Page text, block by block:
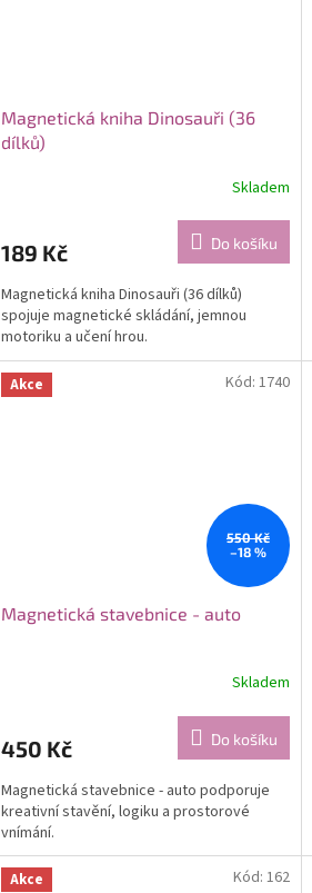
Magnetická kniha Dinosauři (36
dílků)
Skladem
189 Kč Do košíku
Magnetická kniha Dinosauři (36 dílků)
spojuje magnetické skládání, jemnou
motoriku a učení hrou.
Akce
550 Kč
–18 %
Magnetická stavebnice - auto
Skladem
450 Kč Do košíku
Magnetická stavebnice - auto podporuje
kreativní stavění, logiku a prostorové
vnímání.
Kód: 1740
Akce
Kód: 162